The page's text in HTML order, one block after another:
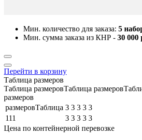
Мин. количество для заказа: 5
Мин. сумма заказа из КНР - 30 000
Перейти в корзину
Таблица размеров
Таблица размеровТаблица
размеров
размеровТаблица 3 3 3 3 3
111
3 3 3 3 3
Цена по контейнерной перевозке